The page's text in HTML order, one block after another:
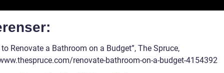
to Renovate a Bathroom on a Budget”, The Spruce,
renovate-bathroom-on-a-budget-4154392